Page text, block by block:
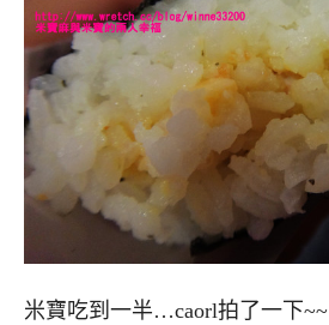
米寶吃到一半…caorl拍了一下~~